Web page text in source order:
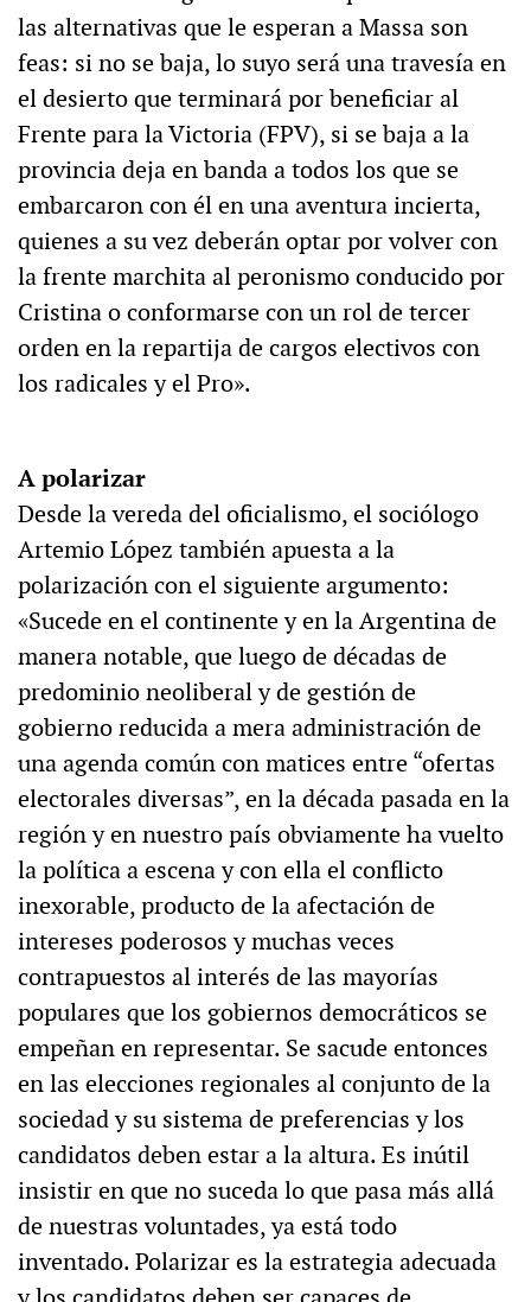
las alternativas que le esperan a Massa son
feas: si no se baja, lo suyo será una travesía en
el desierto que terminará por beneficiar al
Frente para la Victoria (FPV), si se baja a la
provincia deja en banda a todos los que se
embarcaron con él en una aventura incierta,
quienes a su vez deberán optar por volver con
la frente marchita al peronismo conducido por
Cristina o conformarse con un rol de tercer
orden en la repartija de cargos electivos con
los radicales y el Pro».
A polarizar
Desde la vereda del oficialismo, el sociólogo
Artemio López también apuesta a la
polarización con el siguiente argumento:
«Sucede en el continente y en la Argentina de
manera notable, que luego de décadas de
predominio neoliberal y de gestión de
gobierno reducida a mera administración de
una agenda común con matices entre “ofertas
electorales diversas”, en la década pasada en la
región y en nuestro país obviamente ha vuelto
la política a escena y con ella el conflicto
inexorable, producto de la afectación de
intereses poderosos y muchas veces
contrapuestos al interés de las mayorías
populares que los gobiernos democráticos se
empeñan en representar. Se sacude entonces
en las elecciones regionales al conjunto de la
sociedad y su sistema de preferencias y los
candidatos deben estar a la altura. Es inútil
insistir en que no suceda lo que pasa más allá
de nuestras voluntades, ya está todo
inventado. Polarizar es la estrategia adecuada